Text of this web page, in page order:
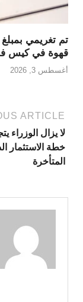
قهوة في كيس
أغسطس 3, 2026
ARTICLE
لا يزال الوزراء
خطة الاستثمار
المتأخرة